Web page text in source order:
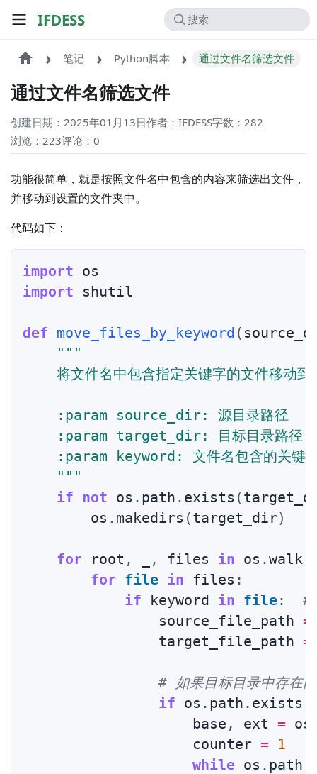
IFDESS
笔记 Python脚本 通过文件名筛选文件
通过文件名筛选文件
创建日期：2025年01月13日作者：IFDESS字数：282
浏览：223评论：0
功能很简单，就是按照文件名中包含的内容来筛选出文件，
并移动到设置的文件夹中。
代码如下：
import
import shutil
def move_files_by_keyword (
"""
将文件名中包含指定关键字的文件移动到
    :param source_dir: 源目录路径
    :param target_dir: 目标目录路径
:param keyword: 文件名包含的关键
    """
if
not os . path . exists (
        os
. makedirs (target_dir)
for root , , files in os .walk
for file in files :
if keyword in file:
#
                source_file_path
=
                target_file_path
=
# 如果目标目录中存在
if os . path . exists
                    base
, ext = os
                    counter
=
1
while os . path